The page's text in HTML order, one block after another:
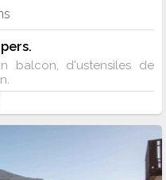
balcon, d'ustensiles de